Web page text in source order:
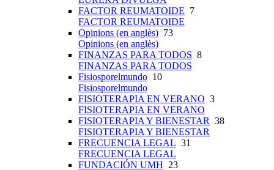
FACTOR REUMATOIDE 7
FACTOR REUMATOIDE
Opinions (en anglès) 73
Opinions (en anglès)
FINANZAS PARA TODOS 8
FINANZAS PARA TODOS
Fisiosporelmundo 10
Fisiosporelmundo
FISIOTERAPIA EN VERANO 3
FISIOTERAPIA EN VERANO
FISIOTERAPIA Y BIENESTAR 38
FISIOTERAPIA Y BIENESTAR
FRECUENCIA LEGAL 31
FRECUENCIA LEGAL
FUNDACIÓN UMH 23